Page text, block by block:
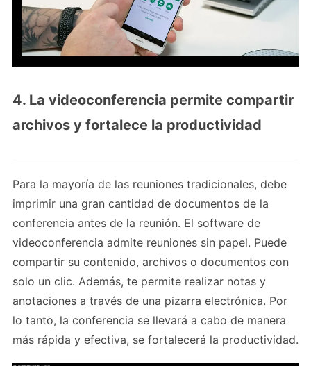
4. La videoconferencia permite compartir
archivos y fortalece la productividad
Para la mayoría de las reuniones tradicionales, debe
imprimir una gran cantidad de documentos de la
conferencia antes de la reunión. El software de
videoconferencia admite reuniones sin papel. Puede
compartir su contenido, archivos o documentos con
solo un clic. Además, te permite realizar notas y
anotaciones a través de una pizarra electrónica. Por
lo tanto, la conferencia se llevará a cabo de manera
más rápida y efectiva, se fortalecerá la productividad.